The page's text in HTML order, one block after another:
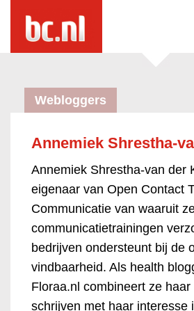
Webloggers
Annemiek Shrestha-
Annemiek Shrestha-van der
eigenaar van Open Contact
Communicatie van waaruit
communicatietrainingen
bedrijven ondersteunt bij de
vindbaarheid. Als health
Floraa.nl combineert ze
schrijven met haar interesse